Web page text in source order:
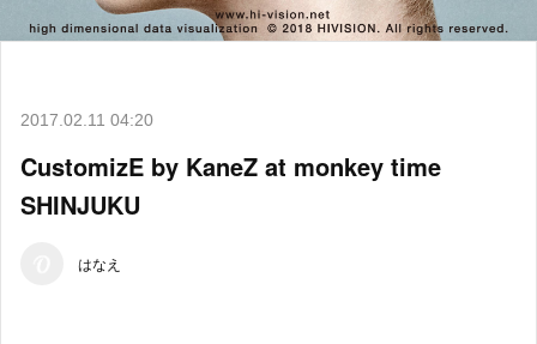
2017.02.11 04:20
CustomizE by KaneZ at monkey time
SHINJUKU
はなえ